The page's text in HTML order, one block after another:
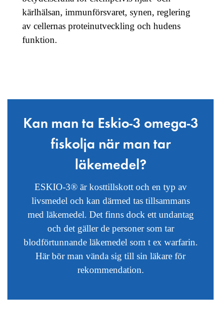
kärlhälsan, immunförsvaret, synen, reglering
av cellernas proteinutveckling och hudens
funktion.
Kan man ta Eskio-3 omega-3
fiskolja när man tar
läkemedel?
ESKIO-3® är kosttillskott och en typ av
livsmedel och kan därmed tas tillsammans
med läkemedel. Det finns dock ett undantag
och det gäller de personer som tar
blodförtunnande läkemedel som t ex warfarin.
Här bör man vända sig till sin läkare för
rekommendation.